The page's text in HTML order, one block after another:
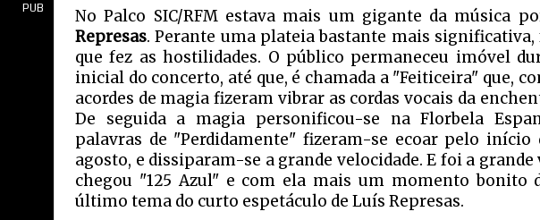
PUB
No Palco SIC/RFM estava mais um gigante da música
Represas. Perante uma plateia bastante mais
que fez as hostilidades. O público permaneceu imóvel
inicial do concerto, até que, é chamada a "Feiticeira" que,
acordes de magia fizeram vibrar as cordas vocais da
De seguida a magia personificou-se na Florbela
palavras de "Perdidamente" fizeram-se ecoar pelo início
agosto, e dissiparam-se a grande velocidade. E foi a grande
chegou "125 Azul" e com ela mais um momento bonito
último tema do curto espetáculo de Luís Represas.